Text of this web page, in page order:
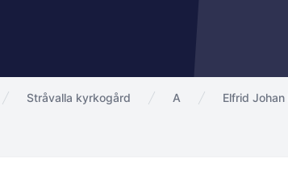
Stråvalla kyrkogård A Elfrid